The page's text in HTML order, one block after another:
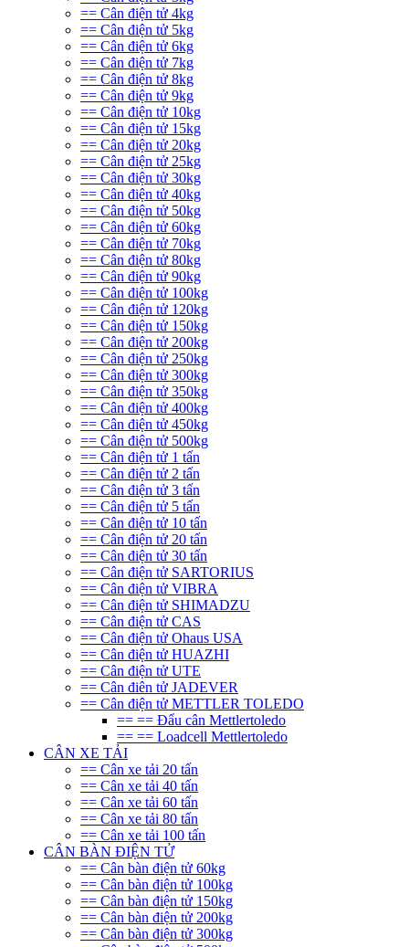
== Cân điện tử 4kg
== Cân điện tử 5kg
== Cân điện tử 6kg
== Cân điện tử 7kg
== Cân điện tử 8kg
== Cân điện tử 9kg
== Cân điện tử 10kg
== Cân điện tử 15kg
== Cân điện tử 20kg
== Cân điện tử 25kg
== Cân điện tử 30kg
== Cân điện tử 40kg
== Cân điện tử 50kg
== Cân điện tử 60kg
== Cân điện tử 70kg
== Cân điện tử 80kg
== Cân điện tử 90kg
== Cân điện tử 100kg
== Cân điện tử 120kg
== Cân điện tử 150kg
== Cân điện tử 200kg
== Cân điện tử 250kg
== Cân điện tử 300kg
== Cân điện tử 350kg
== Cân điện tử 400kg
== Cân điện tử 450kg
== Cân điện tử 500kg
== Cân điện tử 1 tấn
== Cân điện tử 2 tấn
== Cân điện tử 3 tấn
== Cân điện tử 5 tấn
== Cân điện tử 10 tấn
== Cân điện tử 20 tấn
== Cân điện tử 30 tấn
== Cân điện tử SARTORIUS
== Cân điện tử VIBRA
== Cân điện tử SHIMADZU
== Cân điện tử CAS
== Cân điện tử Ohaus USA
== Cân điện tử HUAZHI
== Cân điện tử UTE
== Cân điên tử JADEVER
== Cân điện tử METTLER TOLEDO
== == Đẩu cân Mettlertoledo
== == Loadcell Mettlertoledo
CÂN XE TẢI
== Cân xe tải 20 tấn
== Cân xe tải 40 tấn
== Cân xe tải 60 tấn
== Cân xe tải 80 tấn
== Cân xe tải 100 tấn
CÂN BÀN ĐIỆN TỬ
== Cân bàn điện tử 60kg
== Cân bàn điện tử 100kg
== Cân bàn điện tử 150kg
== Cân bàn điện tử 200kg
== Cân bàn điện tử 300kg